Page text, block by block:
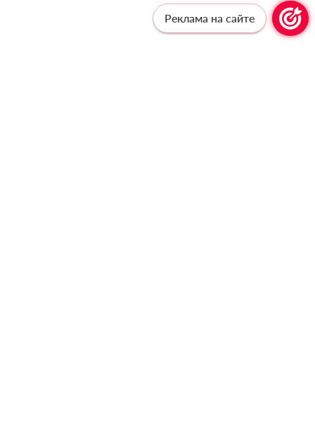
Реклама на сайте